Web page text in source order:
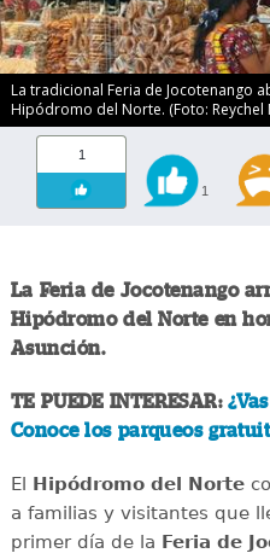
La tradicional Feria de Jocotenango
Hipódromo del Norte. (Foto: Reychel
1
1
La Feria de Jocotenango
Hipódromo del Norte en
Asunción.
TE PUEDE INTERESAR:
Conoce los parqueos
El Hipódromo del Norte
a familias y visitantes que
primer día de la Feria de